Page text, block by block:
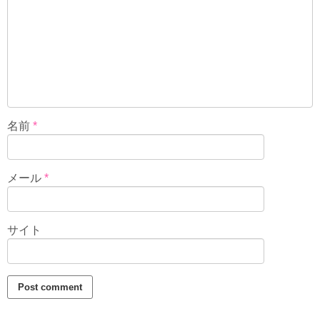
名前 *
メール *
サイト